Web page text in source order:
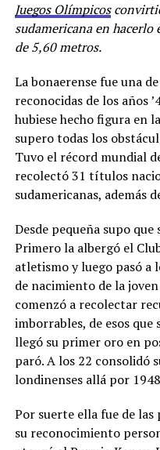
Juegos Olímpicos
sudamericana en hacerlo
de 5,60 metros.
La bonaerense fue una
reconocidas de los años
hubiese hecho figura en
supero todas los
Tuvo el récord mundial
recolectó 31 títulos
sudamericanas, además
Desde pequeña supo
Primero la albergó el
atletismo y luego pasó a
de nacimiento de la
comenzó a recolectar
imborrables, de esos que
llegó su primer oro en
paró. A los 22 consolidó
londinenses allá por
Por suerte ella fue de las
su reconocimiento